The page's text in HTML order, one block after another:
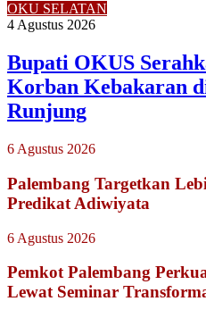
OKU SELATAN
4 Agustus 2026
Bupati OKUS
Korban Kebakaran
Runjung
6 Agustus 2026
Palembang Targetkan
Predikat Adiwiyata
6 Agustus 2026
Pemkot Palembang
Lewat Seminar